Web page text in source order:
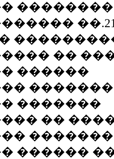
��
������
�������
��
������